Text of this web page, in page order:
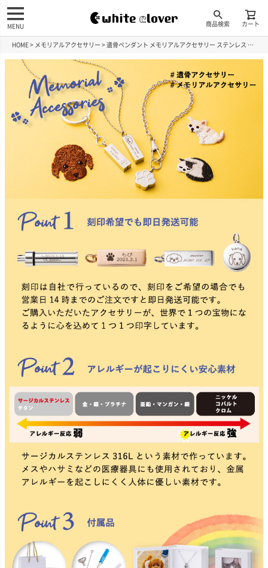
商品検索 カート
MENU
HOME メモリアルアクセサリー 遺骨ペンダント メモリアルアクセサリー ステンレス MEMPD102SV